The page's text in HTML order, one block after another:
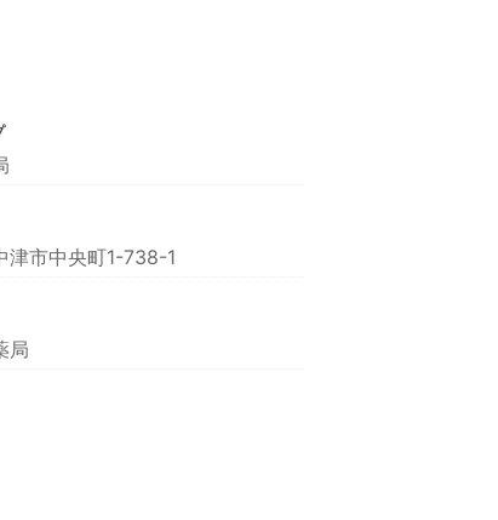
津市中央町1-738-1
局